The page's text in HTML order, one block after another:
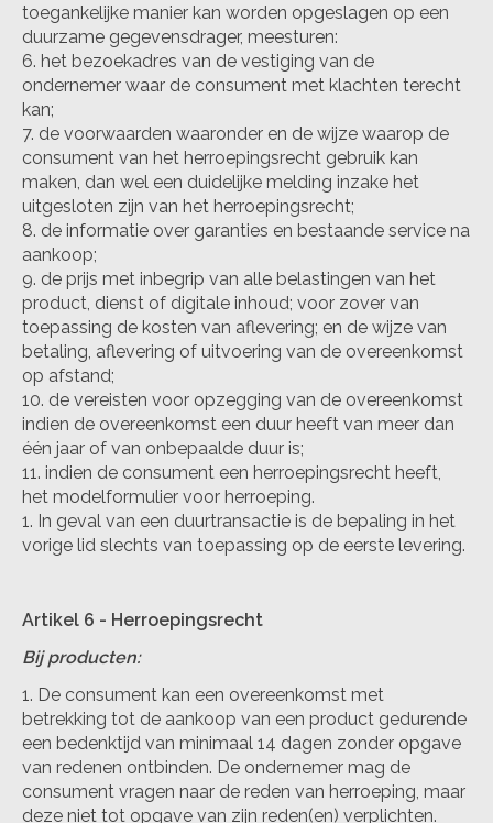
toegankelijke manier kan worden opgeslagen op een
duurzame gegevensdrager, meesturen:
het bezoekadres van de vestiging van de
ondernemer waar de consument met klachten terecht
kan;
de voorwaarden waaronder en de wijze waarop de
consument van het herroepingsrecht gebruik kan
maken, dan wel een duidelijke melding inzake het
uitgesloten zijn van het herroepingsrecht;
de informatie over garanties en bestaande service na
aankoop;
de prijs met inbegrip van alle belastingen van het
product, dienst of digitale inhoud; voor zover van
toepassing de kosten van aflevering; en de wijze van
betaling, aflevering of uitvoering van de overeenkomst
op afstand;
de vereisten voor opzegging van de overeenkomst
indien de overeenkomst een duur heeft van meer dan
één jaar of van onbepaalde duur is;
indien de consument een herroepingsrecht heeft,
het modelformulier voor herroeping.
In geval van een duurtransactie is de bepaling in het
vorige lid slechts van toepassing op de eerste levering.
Artikel 6 - Herroepingsrecht
Bij producten:
De consument kan een overeenkomst met
betrekking tot de aankoop van een product gedurende
een bedenktijd van minimaal 14 dagen zonder opgave
van redenen ontbinden. De ondernemer mag de
consument vragen naar de reden van herroeping, maar
deze niet tot opgave van zijn reden(en) verplichten.